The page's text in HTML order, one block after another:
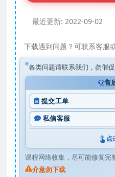
最近更新: 2022-09-02
下载遇到问题？可联系客服
各类问题请联系我们，勿催促
售
提交工单
私信客服
点
课程网络收集，尽可能修复完
介意勿下载